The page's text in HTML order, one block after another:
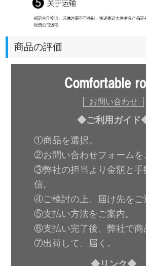
商品の評価
お問い合わせ
◆ご利用ガイ
①商品を選択。
②お問い合わせフォームを
③弊社の担当より金額と手
信。
④ご検討の上、届け先をご
⑤支払い方法をご案内。
⑥支払い完了後、弊社で商
⑦出荷して、届く。
◆リンク◆